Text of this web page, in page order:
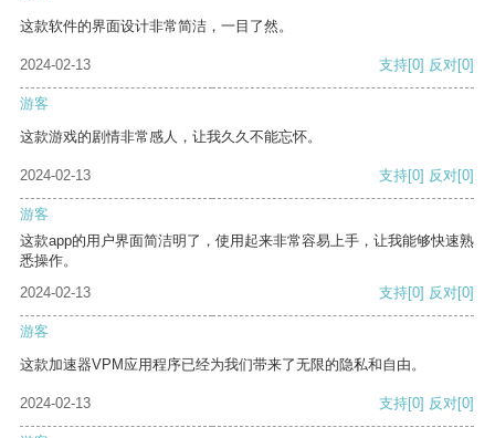
这款软件的界面设计非常简洁，一目了然。
2024-02-13 支持[0] 反对[0]
游客
这款游戏的剧情非常感人，让我久久不能忘怀。
2024-02-13 支持[0] 反对[0]
游客
这款app的用户界面简洁明了，使用起来非常容易上手，让我能够快速熟
悉操作。
2024-02-13
支持[0] 反对[0]
游客
这款加速器VPM应用程序已经为我们带来了无限的隐私和自由。
2024-02-13 支持[0] 反对[0]